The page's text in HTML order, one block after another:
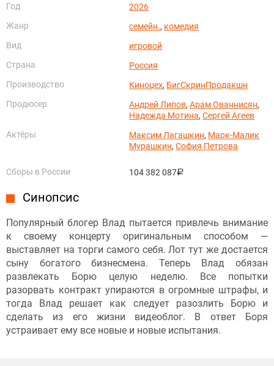
Год
2026
Жанр
семейн., комедия
Вид
игровой
Страна
Россия
Производство
Киноцех, БигСкринПродакшн
Продюсер
Андрей Липов,Арам Ованнисян,
Надежда Мотина,Сергей Агеев
Актёры
Максим Лагашкин, Марк-Малик
Мурашкин,София Петрова
Сборы в России 104 382 087руб.
Синопсис
Популярный блогер Влад пытается привлечь внимание
к своему концерту оригинальным способом —
выставляет на торги самого себя. Лот тут же достается
сыну богатого бизнесмена. Теперь Влад обязан
развлекать Борю целую неделю. Все попытки
разорвать контракт упираются в огромные штрафы, и
тогда Влад решает как следует разозлить Борю и
сделать из его жизни видеоблог. В ответ Боря
устраивает ему все новые и новые испытания.